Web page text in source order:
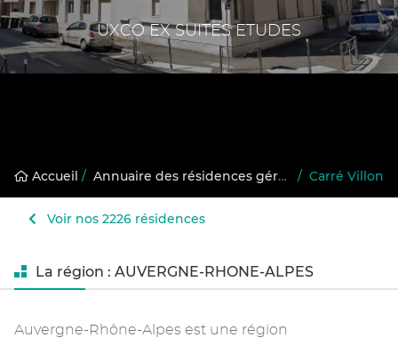
UXCO EX SUITES ETUDES
Accueil / Annuaire des résidences gérées / Carré Villon
Voir nos 2226 résidences
La région : AUVERGNE-RHONE-ALPES
Auvergne-Rhône-Alpes est une région